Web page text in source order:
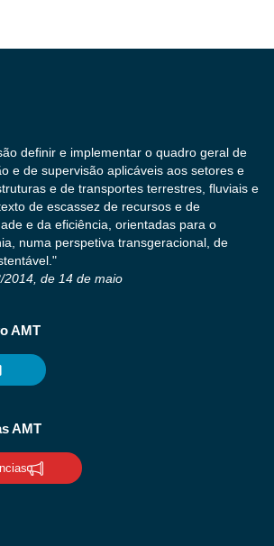
definir e implementar o quadro geral de
e de supervisão aplicáveis aos setores e
e de transportes terrestres, fluviais e
de escassez de recursos e de
e da eficiência, orientadas para o
numa perspetiva transgeracional, de
2014, de 14 de maio
AMT
AMT